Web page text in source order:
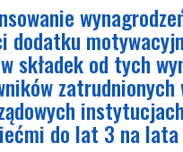
dodatku
składek od tych
zatrudnionych
do lat 3 na